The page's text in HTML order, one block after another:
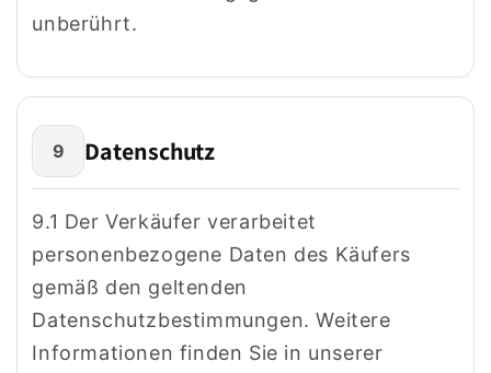
unberührt.
9 Datenschutz
9.1 Der Verkäufer verarbeitet
personenbezogene Daten des Käufers
gemäß den geltenden
Datenschutzbestimmungen. Weitere
Informationen finden Sie in unserer